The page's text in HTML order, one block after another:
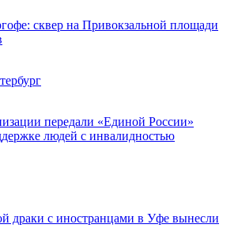
сквер на Привокзальной площади
передали «Единой России»
людей с инвалидностью
драки с иностранцами в Уфе вынесли